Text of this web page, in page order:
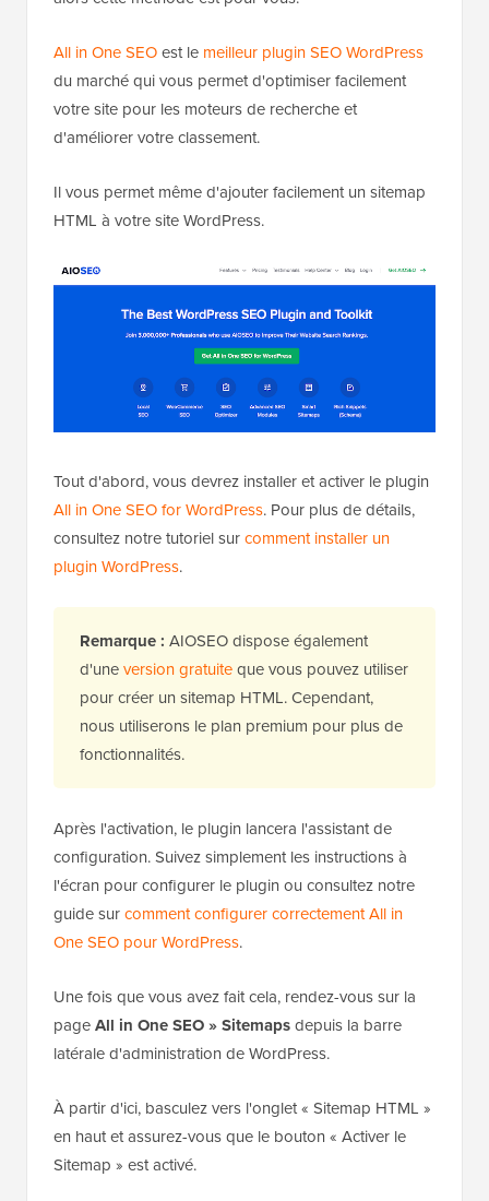
alors cette méthode est pour vous.
All in One SEO est lemeilleur plugin SEO WordPress
du marché qui vous permet d'optimiser facilement
d'améliorer votre classement.
HTML à votre site WordPress.
Tout d'abord, vous devrez installer et activer le plugin
All in One SEO for WordPress
plugin WordPress
Remarque :AIOSEO dispose également
d'uneversion gratuiteque vous pouvez utiliser
pour créer un sitemap HTML. Cependant,
Après l'activation, le plugin lancera l'assistant de
configuration. Suivez simplement les instructions à
l'écran pour configurer le plugin ou consultez notre
One SEO pour WordPress.
Une fois que vous avez fait cela, rendez-vous sur la
latérale d'administration de WordPress.
À partir d'ici, basculez vers l'onglet « Sitemap HTML »